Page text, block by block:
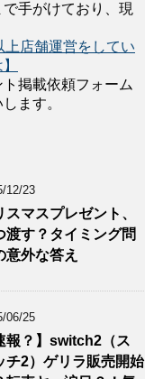
手がけており、現
上店舗運営をしてい
掲載依頼フォーム
ます。
12/23
スマスプレゼント、
渡す？タイミング問
意外な答え
06/25
報？】switch2（ス
チ2）ゲリラ販売開始